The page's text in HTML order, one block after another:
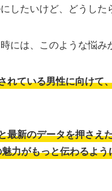
したいけど、どうし
には、このような悩み
れている男性に向けて
最新のデータを押さえ
力がもっと伝わるよう